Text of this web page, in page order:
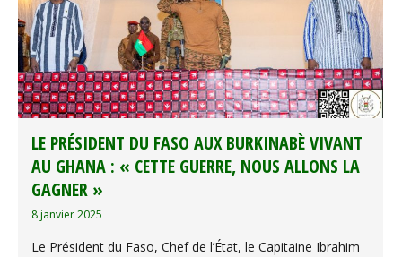
LE PRÉSIDENT DU FASO AUX BURKINABÈ VIVANT
AU GHANA : « CETTE GUERRE, NOUS ALLONS LA
GAGNER »
8 janvier 2025
Le Président du Faso, Chef de l’État, le Capitaine Ibrahim